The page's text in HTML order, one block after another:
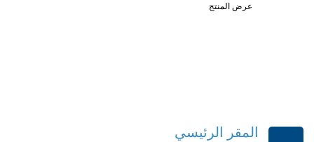
عرض المنتج
المقر الرئيسي